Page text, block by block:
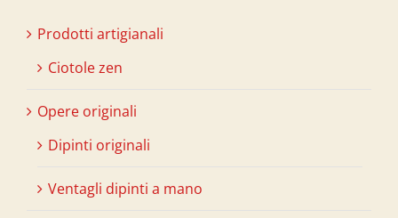
Prodotti artigianali
Ciotole zen
Opere originali
Dipinti originali
Ventagli dipinti a mano